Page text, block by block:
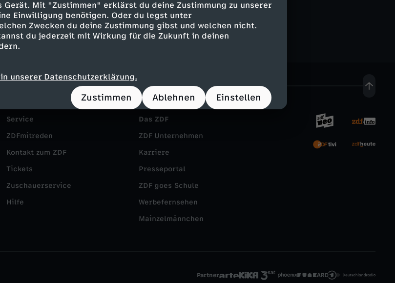
Mit "Zustimmen" erklärst du deine Zustimmung zu unserer
Einwilligung benötigen. Oder du legst unter
Zwecken du deine Zustimmung gibst und welchen nicht.
du jederzeit mit Wirkung für die Zukunft in deinen
unserer Datenschutzerklärung.
Zustimmen Ablehnen Einstellen
Service
ZDFmitreden
Kontakt zum ZDF
Tickets
Zuschauerservice
Hilfe
Das ZDF
ZDF Unternehmen
Karriere
Presseportal
ZDF goes Schule
Werbefernsehen
Mainzelmännchen
Partner